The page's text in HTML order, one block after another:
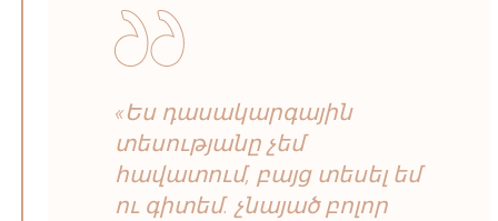
«Ես դասակարգային
տեսությանը չեմ
հավատում, բայց տեսել եմ
ու գիտեմ. չնայած բոլոր